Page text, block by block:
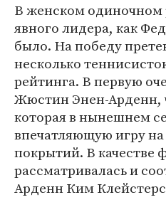
В женском одиночном
явного лидера, как
было. На победу
несколько
рейтинга. В первую
Жюстин Энен-Арденн,
которая в нынешнем
впечатляющую игру на
покрытий. В качестве
рассматривалась и
Арденн Ким